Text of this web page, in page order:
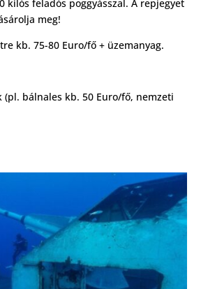
kilós feladós poggyásszal. A repjegyet
meg!
kb. 75-80 Euro/fő + üzemanyag.
(pl. bálnales kb. 50 Euro/fő, nemzeti